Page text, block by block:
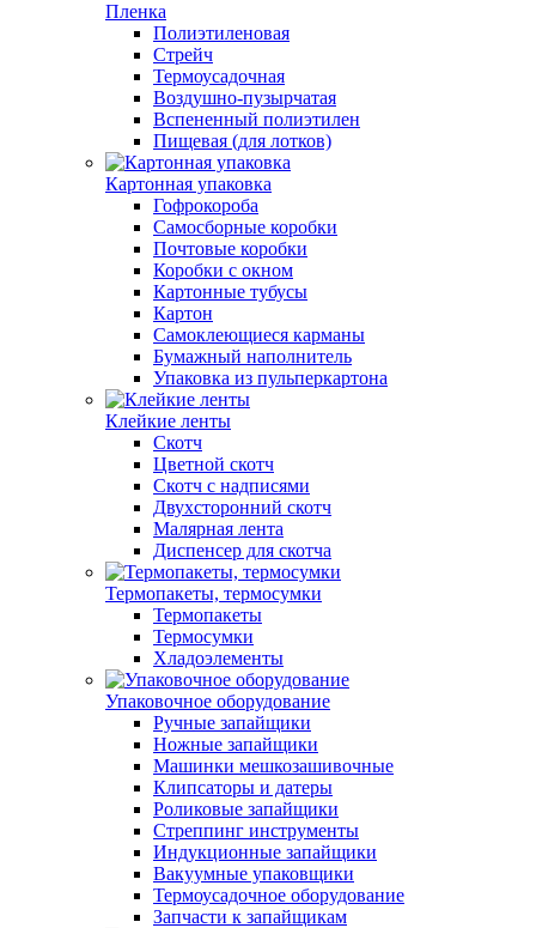
Пленка
Полиэтиленовая
Стрейч
Термоусадочная
Воздушно-пузырчатая
Вспененный полиэтилен
Пищевая (для лотков)
Картонная упаковка
Гофрокороба
Самосборные коробки
Почтовые коробки
Коробки с окном
Картонные тубусы
Картон
Самоклеющиеся карманы
Бумажный наполнитель
Упаковка из пульперкартона
Клейкие ленты
Скотч
Цветной скотч
Скотч с надписями
Двухсторонний скотч
Малярная лента
Диспенсер для скотча
Термопакеты, термосумки
Термопакеты
Термосумки
Хладоэлементы
Упаковочное оборудование
Ручные запайщики
Ножные запайщики
Машинки мешкозашивочные
Клипсаторы и датеры
Роликовые запайщики
Стреппинг инструменты
Индукционные запайщики
Вакуумные упаковщики
Термоусадочное оборудование
Запчасти к запайщикам